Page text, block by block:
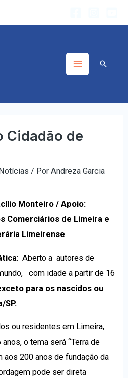
Cidadão de
/ PorAndreza Garcia
Monteiro / Apoio:
Comerciários de Limeira e
Limeirense
: Aberto a autores de
com idade a partir de 16
para os nascidos ou
SP.
ou residentes em Limeira,
o tema será “Terra de
aos 200 anos de fundação da
pode ser direta